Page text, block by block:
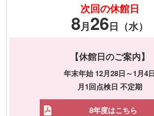
次回の休館日
8月26日（水）
【休館日のご案内】
年末年始 12月28日～1月4日
月1回点検日 不定期
8年度はこちら